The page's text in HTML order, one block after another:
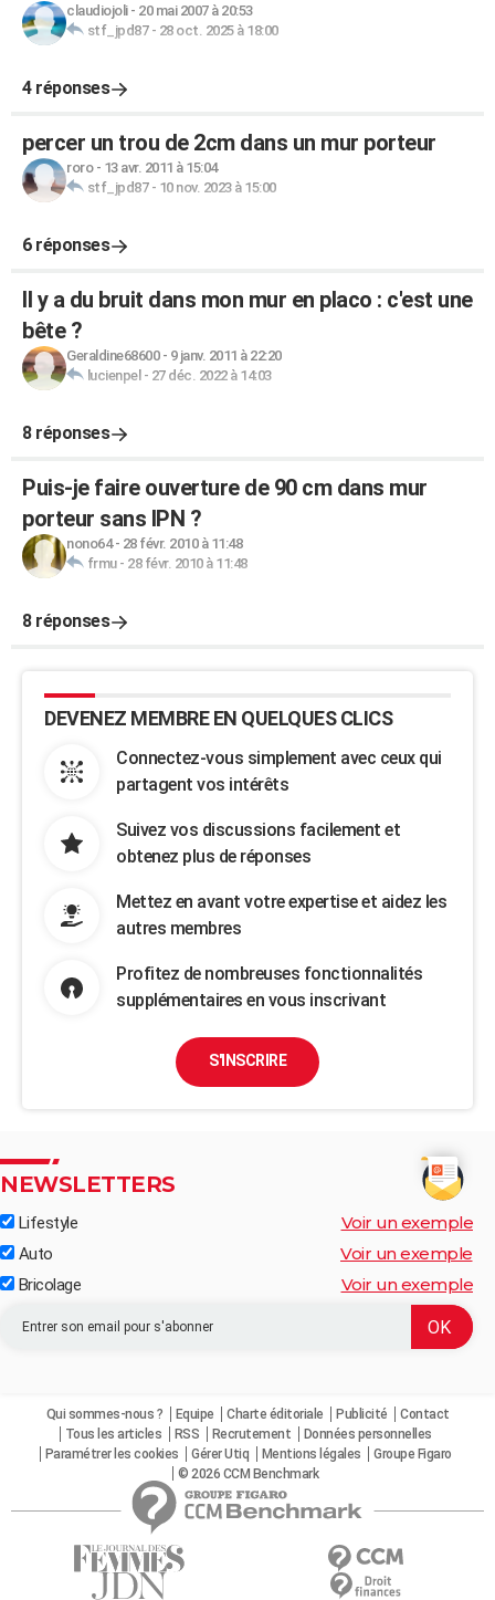
claudiojoli- 20 mai 2007 à 20:53
stf_jpd87- 28 oct. 2025 à 18:00
4 réponses
percer un trou de 2cm dans un mur porteur
roro- 13 avr. 2011 à 15:04
stf_jpd87- 10 nov. 2023 à 15:00
6 réponses
Il y a du bruit dans mon mur en placo : c'est une
bête ?
Geraldine68600- 9 janv. 2011 à 22:20
lucienpel - 27 déc. 2022 à 14:03
8 réponses
Puis-je faire ouverture de 90 cm dans mur
porteur sans IPN ?
nono64- 28 févr. 2010 à 11:48
frmu- 28 févr. 2010 à 11:48
8 réponses
DEVENEZ MEMBRE EN QUELQUES CLICS
Connectez-vous simplement avec ceux qui
partagent vos intérêts
Suivez vos discussions facilement et
obtenez plus de réponses
Mettez en avant votre expertise et aidez les
autres membres
Profitez de nombreuses fonctionnalités
supplémentaires en vous inscrivant
S'INSCRIRE
NEWSLETTERS
Lifestyle Voir un exemple
Auto Voir un exemple
Bricolage Voir un exemple
Qui sommes-nous ? Equipe Charte éditoriale Publicité
Contact
Tous les articles
RSS Recrutement
Données personnelles
Paramétrer les cookies
Gérer Utiq Mentions légales
Groupe Figaro
© 2026 CCM Benchmark